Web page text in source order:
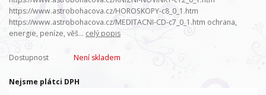
https://www.astrobohacova.cz/HOROSKOPY-c8_0_1.htm
https://www.astrobohacova.cz/MEDITACNI-CD-c7_0_1.htm ochrana,
energie, peníze, věš... celý popis
Dostupnost Není skladem
Nejsme plátci DPH